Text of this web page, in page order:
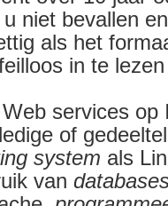
niet bevallen
als het
in te
services
of
system als
van